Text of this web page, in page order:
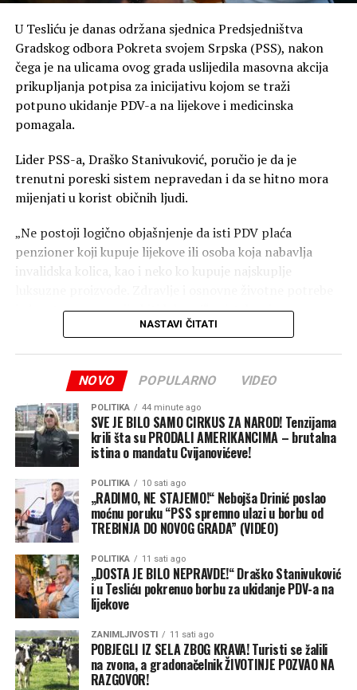
(BN)
00:00 00:40
Glavne poruke sa sastanka u Bijeljini:
Potpuna pokrivenost terena: Analiziran rad svih
vrhunskog rezultata.
Nastavak aktivnosti: PSS nastavlja sa intenzivnim radom
na terenu bez pauze.
U Tesliću je danas održana sjednica Predsjedništva
Gradskog odbora Pokreta svojem Srpska (PSS), nakon
čega je na ulicama ovog grada uslijedila masovna akcija
prikupljanja potpisa za inicijativu kojom se traži
potpuno ukidanje PDV-a na lijekove i medicinska
pomagala.
Lider PSS-a, Draško Stanivuković, poručio je da je
trenutni poreski sistem nepravedan i da se hitno mora
mijenjati u korist običnih ljudi.
„Ne postoji logično objašnjenje da isti PDV plaća
penzioner koji kupuje lijekove ili osoba koja nabavlja
invalidska kolica, kao i neko ko kupuje najskuplje
jednostavno ne smiju biti luksuz!“ — istakao je
Stanivuković se posebno zahvalio građanima Teslića na
odzivu i podršci, naglasivši da ovo nije samo jednokratna
akcija, već početak šire borbe na nivou cijele zemlje:
Masovna podrška: Svaki prikupljeni potpis predstavlja
jasnu poruku naroda da želi državu koja brine o svojim
najranjivijim kategorijama.
Obilazak svih opština: Akcija prikupljanja potpisa
nastavlja se širom Srpske, od grada do grada.
Konačni cilj: Pretvaranje narodne inicijative u konkretne
zakonske izmjene u parlamentu.
NASTAVI ČITATI
NOVO POPULARNO VIDEO
POLITIKA 44 minute ago
SVE JE BILO SAMO CIRKUS ZA NAROD! Tenzijama
krili šta su PRODALI AMERIKANCIMA – brutalna
istina o mandatu Cvijanovićeve!
POLITIKA 10 sati ago
„RADIMO, NE STAJEMO!“ Nebojša Drinić poslao
moćnu poruku “PSS spremno ulazi u borbu od
TREBINJA DO NOVOG GRADA” (VIDEO)
POLITIKA 11 sati ago
„DOSTA JE BILO NEPRAVDE!“ Draško Stanivuković
i u Tesliću pokrenuo borbu za ukidanje PDV-a na
lijekove
ZANIMLJIVOSTI 11 sati ago
POBJEGLI IZ SELA ZBOG KRAVA! Turisti se žalili
na zvona, a gradonačelnik ŽIVOTINJE POZVAO NA
RAZGOVOR!